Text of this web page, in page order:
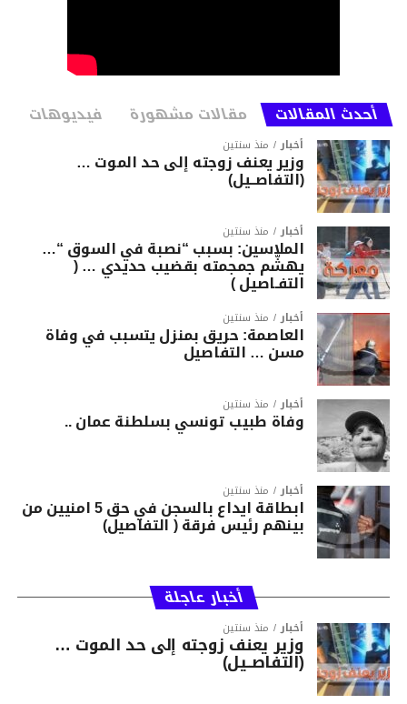
أحدث المقالات مقالات مشهورة فيديوهات
أخبار منذ سنتين
وزير يعنف زوجته إلى حد الموت …
(التفاصــيل)
أخبار منذ سنتين
الملاسين: بسبب “نصبة في السوق “…
يهشّم جمجمته بقضيب حديدي … (
التفـاصيل )
أخبار منذ سنتين
العاصمة: حريق بمنزل يتسبب في وفاة
مسن … التفاصيل
أخبار منذ سنتين
وفاة طبيب تونسي بسلطنة عمان ..
أخبار منذ سنتين
ابطاقة ايداع بالسجن في حق 5 امنيين من
بينهم رئيس فرقة ( التفاصيل)
أخبار عاجلة
أخبار منذ سنتين
وزير يعنف زوجته إلى حد الموت …
(التفاصــيل)